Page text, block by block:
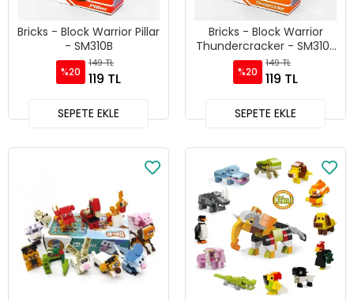
Bricks - Block Warrior Pillar
- SM310B
%20
149 TL
119 TL
SEPETE EKLE
Bricks - Block Warrior
Thundercracker - SM310-
04
%20
149 TL
119 TL
SEPETE EKLE